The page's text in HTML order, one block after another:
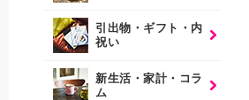
引出物・ギフト・内
祝い
新生活・家計・コラ
ム